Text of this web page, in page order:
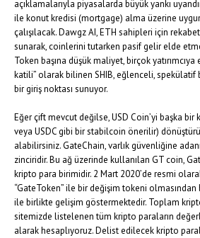
açıklamalarıyla piyasalarda büyük yankı
ile konut kredisi (mortgage) alma üzerine
çalışılacak. Dawgz AI, ETH sahipleri için
sunarak, coinlerini tutarken pasif gelir elde
Token başına düşük maliyet, birçok
katili” olarak bilinen SHIB, eğlenceli, spekülatif
bir giriş noktası sunuyor.
Eğer çift mevcut değilse, USD Coin’yi başka
veya USDC gibi bir stabilcoin önerilir)
alabilirsiniz. GateChain, varlık güvenliğine
zinciridir. Bu ağ üzerinde kullanılan GT coin,
kripto para birimidir. 2 Mart 2020’de resmi
“GateToken” ile bir değişim tokeni
ile birlikte gelişim göstermektedir. Toplam
sitemizde listelenen tüm kripto paraların
alarak hesaplıyoruz. Delist edilecek kripto